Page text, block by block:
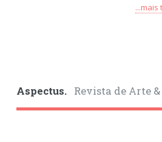
...mais
Aspectus. Revista de Arte